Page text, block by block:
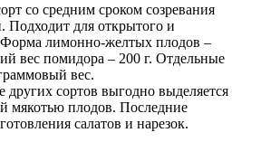
со средним сроком созревания
Подходит для открытого и
лимонно-желтых плодов –
вес помидора – 200 г. Отдельные
вес.
других сортов выгодно выделяется
мякотью плодов. Последние
салатов и нарезок.